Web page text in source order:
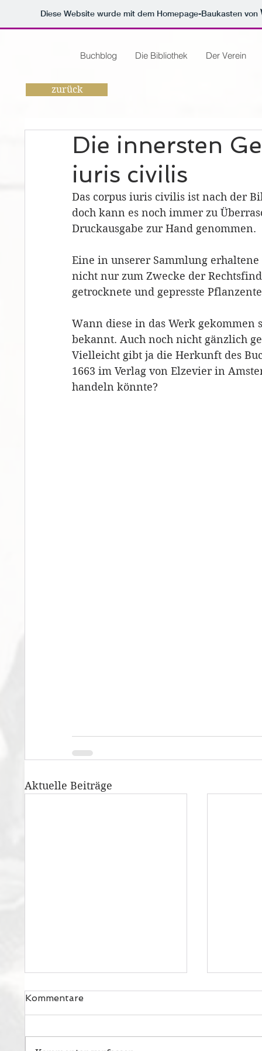
Diese Website wurde mit dem Homepage-Baukasten von
Buchblog Die Bibliothek Der Verein
zurück
Die innersten
iuris civilis
Das corpus iuris civilis ist nach der
doch kann es noch immer zu
Druckausgabe zur Hand genommen.
Eine in unserer Sammlung
nicht nur zum Zwecke der
getrocknete und gepresste
Wann diese in das Werk
bekannt. Auch noch nicht gänzlich
Vielleicht gibt ja die Herkunft des
1663 im Verlag von Elzevier in
handeln könnte?
Aktuelle Beiträge
Kommentare